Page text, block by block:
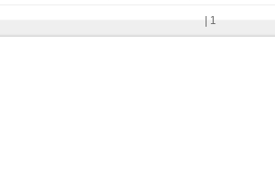
1